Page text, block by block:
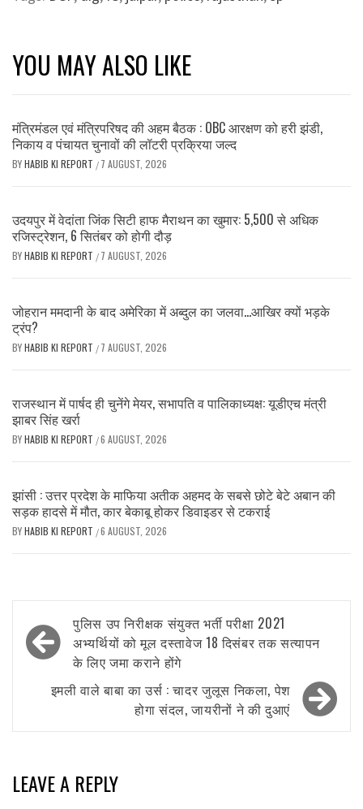
YOU MAY ALSO LIKE
मंत्रिमंडल एवं मंत्रिपरिषद की अहम बैठक : OBC आरक्षण को हरी झंडी,
निकाय व पंचायत चुनावों की लॉटरी प्रक्रिया जल्द
BYHABIB KI REPORT / 7 AUGUST, 2026
उदयपुर में वेदांता जिंक सिटी हाफ मैराथन का खुमार: 5,500 से अधिक
रजिस्ट्रेशन, 6 सितंबर को होगी दौड़
BYHABIB KI REPORT / 7 AUGUST, 2026
जोहरान ममदानी के बाद अमेरिका में अब्दुल का जलवा…आखिर क्यों भड़के
ट्रंप?
BYHABIB KI REPORT / 7 AUGUST, 2026
राजस्थान में पार्षद ही चुनेंगे मेयर, सभापति व पालिकाध्यक्ष: यूडीएच मंत्री
झाबर सिंह खर्रा
BYHABIB KI REPORT /6 AUGUST, 2026
झांसी : उत्तर प्रदेश के माफिया अतीक अहमद के सबसे छोटे बेटे अबान की
सड़क हादसे में मौत, कार बेकाबू होकर डिवाइडर से टकराई
BYHABIB KI REPORT /6 AUGUST, 2026
Post
navigation
पुलिस उप निरीक्षक संयुक्त भर्ती परीक्षा 2021
अभ्यर्थियों को मूल दस्तावेज 18 दिसंबर तक सत्यापन
के लिए जमा कराने होंगे
इमली वाले बाबा का उर्स : चादर जुलूस निकला, पेश
होगा संदल, जायरीनों ने की दुआएं
LEAVE A REPLY